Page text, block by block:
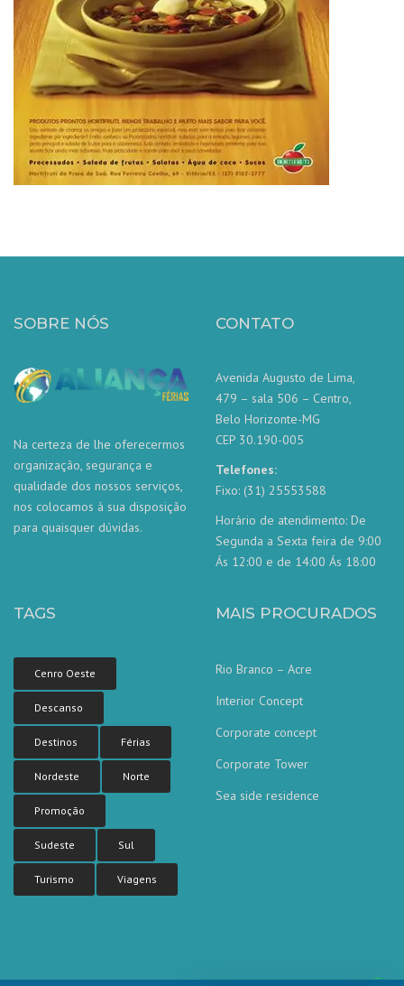
SOBRE NÓS
Na certeza de lhe oferecermos
organização, segurança e
qualidade dos nossos serviços,
nos colocamos à sua disposição
para quaisquer dúvidas.
CONTATO
Avenida Augusto de Lima,
479 – sala 506 – Centro,
Belo Horizonte-MG
CEP 30.190-005
Telefones:
Fixo: (31) 25553588
Horário de atendimento: De
Segunda a Sexta feira de 9:00
Ás 12:00 e de 14:00 Ás 18:00
TAGS
Cenro Oeste
Descanso
Destinos Férias
Nordeste Norte
Promoção
Sudeste Sul
Turismo Viagens
MAIS PROCURADOS
Rio Branco – Acre
Interior Concept
Corporate concept
Corporate Tower
Sea side residence
Nossa equipe de atendimento ao